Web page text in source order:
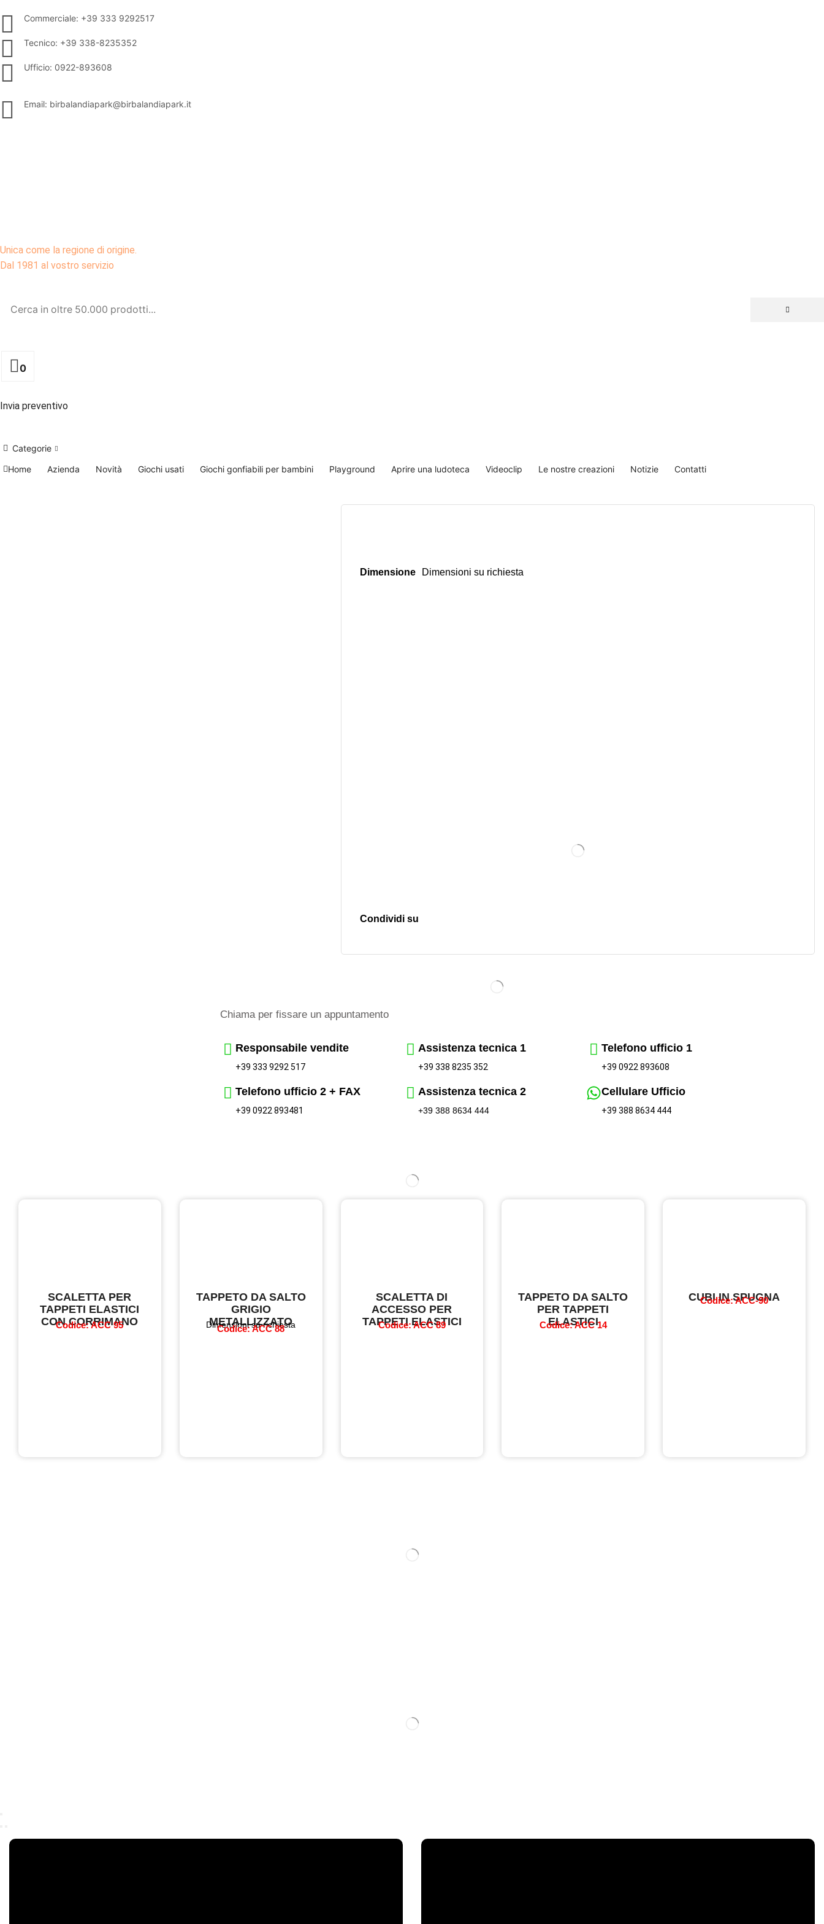
Commerciale: +39 333 9292517
Tecnico: +39 338-8235352
Ufficio: 0922-893608
Email: birbalandiapark@birbalandiapark.it
Unica come la regione di origine.
Dal 1981 al vostro servizio
0
Invia preventivo
Categorie
Home
Azienda Novità Giochi usati Giochi gonfiabili per bambini Playground Aprire una ludoteca Videoclip Le nostre creazioni Notizie Contatti
Dimensione Dimensioni su richiesta
Condividi su
Chiama per fissare un appuntamento
Responsabile vendite
+39 333 9292 517
Assistenza tecnica 1
+39 338 8235 352
Telefono ufficio 1
+39 0922 893608
Telefono ufficio 2 + FAX
+39 0922 893481
Assistenza tecnica 2
+39 388 8634 444
Cellulare Ufficio
+39 388 8634 444
SCALETTA PER
TAPPETI ELASTICI
CON CORRIMANO
Codice: ACC 95
TAPPETO DA SALTO
GRIGIO
METALLIZZATO
Dimensioni su richiesta
Codice: ACC 88
SCALETTA DI
ACCESSO PER
TAPPETI ELASTICI
Codice: ACC 89
TAPPETO DA SALTO
PER TAPPETI
ELASTICI
Codice: ACC 14
CUBI IN SPUGNA
Codice: ACC-90